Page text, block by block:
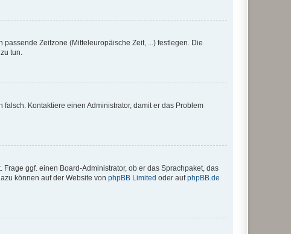
Zeitzone (Mitteleuropäische Zeit, ...) festlegen. Die
tun.
Kontaktiere einen Administrator, damit er das Problem
ggf. einen Board-Administrator, ob er das Sprachpaket, das
können auf der Website von phpBB Limited oder aufphpBB.de